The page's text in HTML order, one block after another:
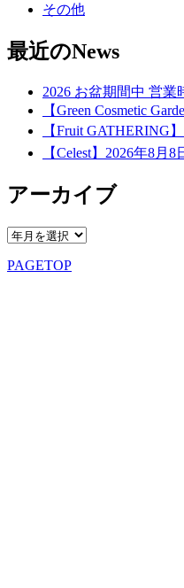
その他
最近のNews
2026 お盆期間中 営業
【Green Cosmetic
【Fruit GATHERING
【Celest】2026年8月
アーカイブ
PAGETOP